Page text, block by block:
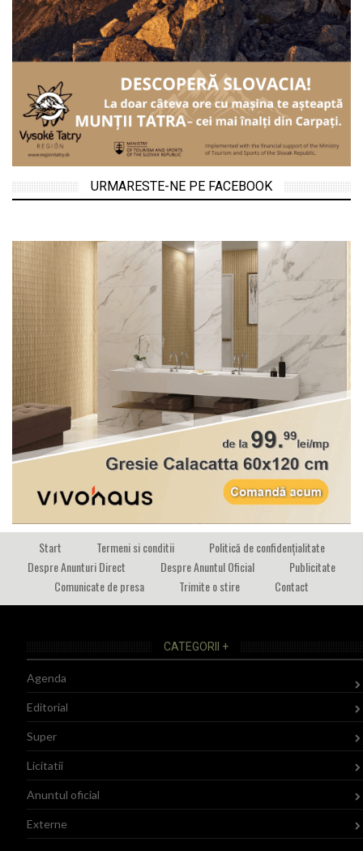
URMARESTE-NE PE FACEBOOK
Start Termeni si conditii
Politică de confidențialitate
Despre Anunturi Direct
Despre Anuntul Oficial
Publicitate
Comunicate de presa
Trimite o stire Contact
CATEGORII +
Agenda
Editorial
Super
Licitatii
Anuntul oficial
Externe